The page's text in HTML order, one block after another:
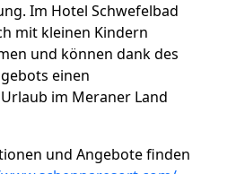
Im Hotel Schwefelbad
mit kleinen Kindern
und können dank des
einen
im Meraner Land
und Angebote finden